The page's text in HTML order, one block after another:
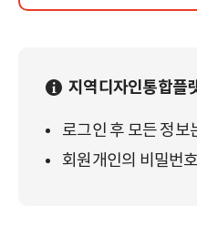
지역디자인통합플
로그인 후 모든 정
회원개인의 비밀번